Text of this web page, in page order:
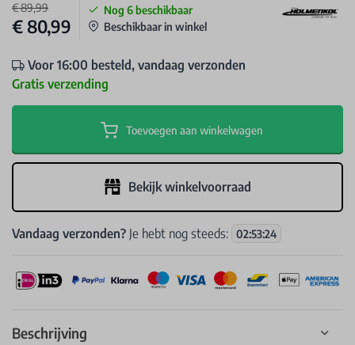
€ 89,99
€ 80,99
Nog 6 beschikbaar
Beschikbaar in winkel
Voor 16:00 besteld, vandaag verzonden
Gratis verzending
Toevoegen aan winkelwagen
Bekijk winkelvoorraad
Vandaag verzonden? Je hebt nog steeds: 02:53:24
Beschrijving